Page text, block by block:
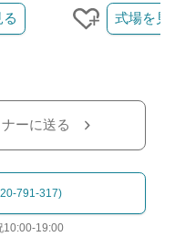
る クリップす
式場を見
ーに送る
791-317)
10:00-19:00